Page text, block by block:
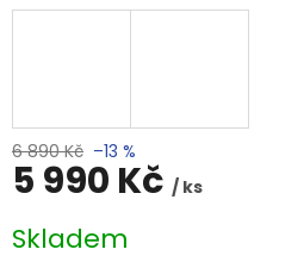
6 890 Kč –13 %
5 990 Kč / ks
cena:
Skladem